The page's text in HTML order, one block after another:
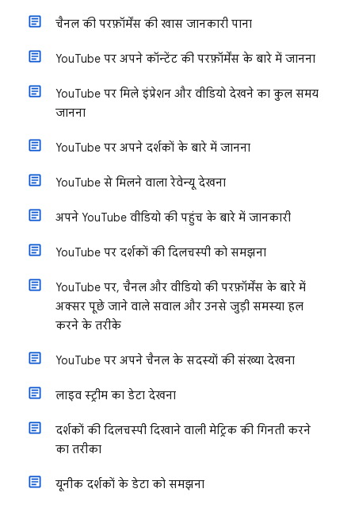
चैनल की परफ़ॉर्मेंस की खास जानकारी पाना
YouTube पर अपने कॉन्टेंट की परफ़ॉर्मेंस के बारे में जानना
YouTube पर मिले इंप्रेशन और वीडियो देखने का कुल समय
जानना
YouTube पर अपने दर्शकों के बारे में जानना
YouTube से मिलने वाला रेवेन्यू देखना
अपने YouTube वीडियो की पहुंच के बारे में जानकारी
YouTube पर दर्शकों की दिलचस्पी को समझना
YouTube पर, चैनल और वीडियो की परफ़ॉर्मेंस के बारे में
अक्सर पूछे जाने वाले सवाल और उनसे जुड़ी समस्या हल
करने के तरीके
YouTube पर अपने चैनल के सदस्यों की संख्या देखना
लाइव स्ट्रीम का डेटा देखना
दर्शकों की दिलचस्पी दिखाने वाली मेट्रिक की गिनती करने
का तरीका
यूनीक दर्शकों के डेटा को समझना